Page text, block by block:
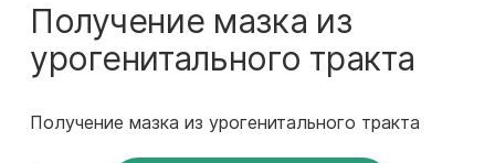
Получение мазка из
урогенитального тракта
Получение мазка из урогенитального тракта